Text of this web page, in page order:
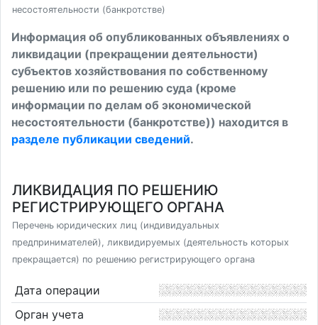
несостоятельности (банкротстве)
Информация об опубликованных объявлениях о
ликвидации (прекращении деятельности)
субъектов хозяйствования по собственному
решению или по решению суда (кроме
информации по делам об экономической
несостоятельности (банкротстве)) находится в
разделе публикации сведений.
ЛИКВИДАЦИЯ ПО РЕШЕНИЮ
РЕГИСТРИРУЮЩЕГО ОРГАНА
Перечень юридических лиц (индивидуальных
предпринимателей), ликвидируемых (деятельность которых
прекращается) по решению регистрирующего органа
Дата операции
Орган учета